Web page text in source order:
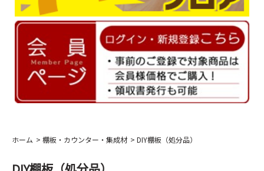
ホーム 棚板・カウンター・集成材 DIY棚板（処分品）